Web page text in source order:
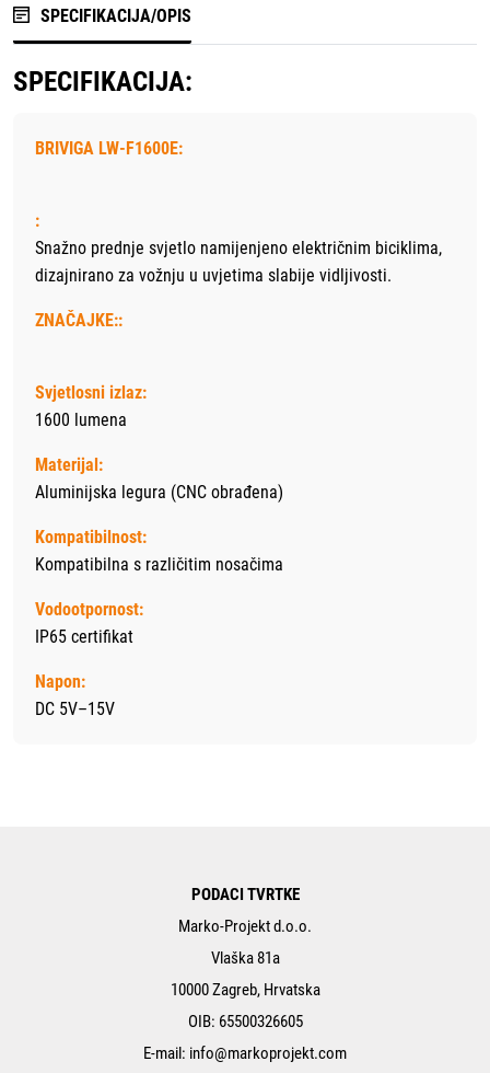
SPECIFIKACIJA/OPIS
SPECIFIKACIJA:
BRIVIGA LW-F1600E:
:
Snažno prednje svjetlo namijenjeno električnim biciklima,
dizajnirano za vožnju u uvjetima slabije vidljivosti.
ZNAČAJKE::
Svjetlosni izlaz:
1600 lumena
Materijal:
Aluminijska legura (CNC obrađena)
Kompatibilnost:
Kompatibilna s različitim nosačima
Vodootpornost:
IP65 certifikat
Napon:
DC 5V–15V
PODACI TVRTKE
Marko-Projekt d.o.o.
Vlaška 81a
10000 Zagreb, Hrvatska
OIB: 65500326605
E-mail: info@markoprojekt.com